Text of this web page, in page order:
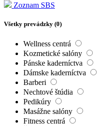
Zoznam SBS
Všetky prevádzky (0)
Wellness centrá
Kozmetické salóny
Pánske kaderníctva
Dámske kaderníctva
Barberi
Nechtové štúdia
Pedikúry
Masážne salóny
Fitness centrá